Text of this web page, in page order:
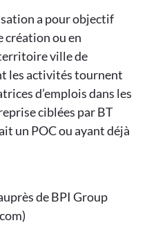
a pour objectif
création ou en
ville de
les activités tournent
d’emplois dans les
ciblées par BT
un POC ou ayant déjà
de BPI Group